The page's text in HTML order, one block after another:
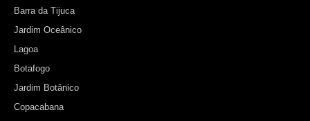
Barra da Tijuca
Jardim Oceânico
Lagoa
Botafogo
Jardim Botânico
Copacabana